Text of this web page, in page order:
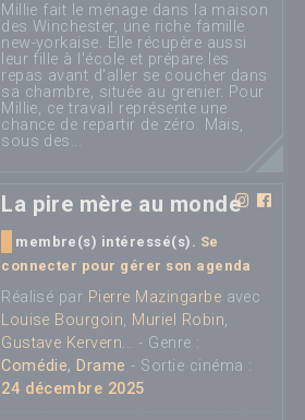
Millie fait le ménage dans la maison
des Winchester, une riche famille
new-yorkaise. Elle récupère aussi
leur fille à l'école et prépare les
repas avant d'aller se coucher dans
sa chambre, située au grenier. Pour
Millie, ce travail représente une
chance de repartir de zéro. Mais,
sous des...
La pire mère au monde
membre(s) intéressé(s). Se
connecter pour gérer son agenda
Réalisé par Pierre Mazingarbe avec
Louise Bourgoin, Muriel Robin,
Gustave Kervern... - Genre :
Comédie, Drame - Sortie cinéma :
24 décembre 2025